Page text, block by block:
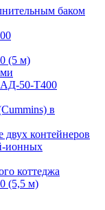
баком
(5 м)
50-Т400
в
двух контейнеров
ионных
коттеджа
(5,5 м)